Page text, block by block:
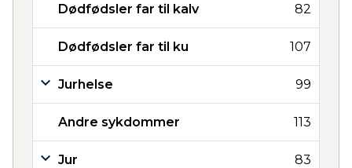
Dødfødsler far til kalv 82
Dødfødsler far til ku 107
Jurhelse 99
Andre sykdommer 113
Jur 83